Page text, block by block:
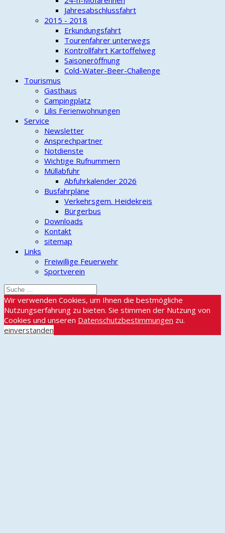
Jahresabschlussfahrt
2015 - 2018
Erkundungsfahrt
Tourenfahrer unterwegs
Kontrollfahrt Kartoffelweg
Saisoneröffnung
Cold-Water-Beer-Challenge
Tourismus
Gasthaus
Campingplatz
Lilis Ferienwohnungen
Service
Newsletter
Ansprechpartner
Notdienste
Wichtige Rufnummern
Müllabfuhr
Abfuhrkalender 2026
Busfahrpläne
Verkehrsgem. Heidekreis
Bürgerbus
Downloads
Kontakt
sitemap
Links
Freiwillige Feuerwehr
Sportverein
Wir verwenden Cookies, um Ihnen die bestmögliche
Nutzungserfahrung zu bieten. Sie stimmen der Nutzung von
Cookies und unseren Datenschutzbestimmungen zu.
einverstanden